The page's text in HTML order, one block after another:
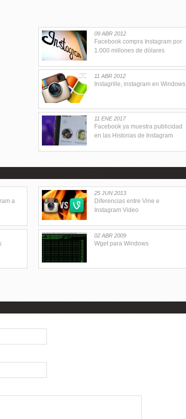
09 ABR 2012
Facebook compra Instagram por
1.000 millones de dólares
11 ABR 2012
Instagrille, instagram en Windows
11 ENE 2017
Facebook ya muestra publicidad
en las Historias de Instagram
25 JUN 2013
Diferencias entre Vine e
Instagram Video
a
02 ABR 2009
Wget para Windows